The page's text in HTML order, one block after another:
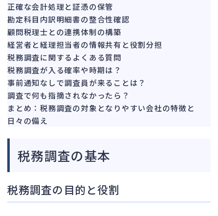
債権者対応 19
換価・競売 54
正確な会計処理と証憑の保管
勘定科目内訳明細書の整合性確認
顧問税理士との連携体制の構築
経営者と経理担当者の情報共有と役割分担
税務調査に関するよくある質問
税務調査が入る確率や時期は？
事前通知なしで調査員が来ることは？
調査で何も指摘されなかったら？
まとめ：税務調査の対象となりやすい会社の特徴と
日々の備え
税務調査の基本
税務調査の目的と役割